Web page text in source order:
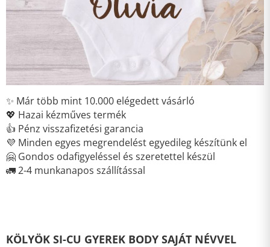
✨ Már több mint 10.000 elégedett vásárló
💖 Hazai kézműves termék
👍 Pénz visszafizetési garancia
💜 Minden egyes megrendelést egyedileg készítünk el
🤗 Gondos odafigyeléssel és szeretettel készül
🚛 2-4 munkanapos szállítással
KÖLYÖK SI-CU GYEREK BODY SAJÁT NÉVVEL